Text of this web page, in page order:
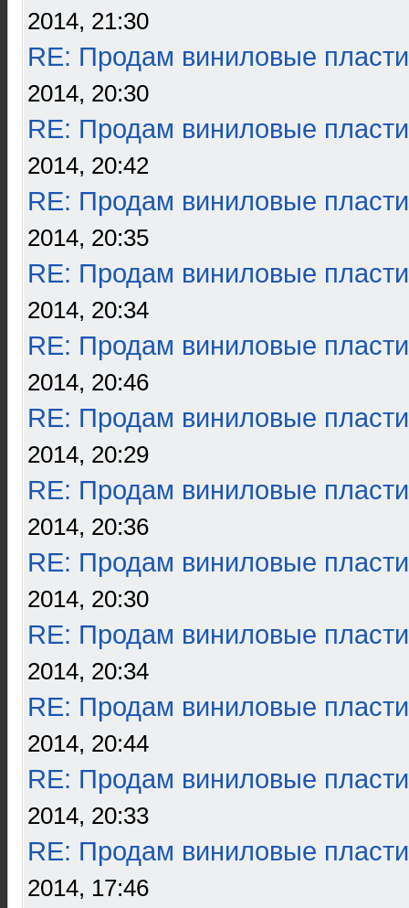
2014, 21:30
RE: Продам виниловые
2014, 20:30
RE: Продам виниловые
2014, 20:42
RE: Продам виниловые
2014, 20:35
RE: Продам виниловые
2014, 20:34
RE: Продам виниловые
2014, 20:46
RE: Продам виниловые
2014, 20:29
RE: Продам виниловые
2014, 20:36
RE: Продам виниловые
2014, 20:30
RE: Продам виниловые
2014, 20:34
RE: Продам виниловые
2014, 20:44
RE: Продам виниловые
2014, 20:33
RE: Продам виниловые
2014, 17:46